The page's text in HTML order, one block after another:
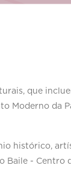
que
Moderno da
histórico,
Baile -